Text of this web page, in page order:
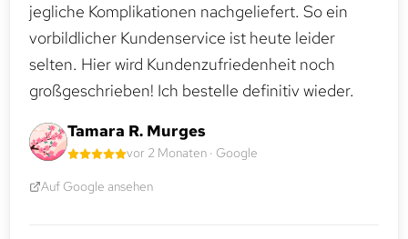
jegliche Komplikationen nachgeliefert. So ein
vorbildlicher Kundenservice ist heute leider
selten. Hier wird Kundenzufriedenheit noch
großgeschrieben! Ich bestelle definitiv wieder.
Tamara R. Murges
vor 2 Monaten · Google
Auf Google ansehen